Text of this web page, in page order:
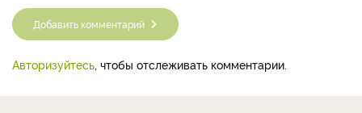
Добавить комментарий
Авторизуйтесь, чтобы отслеживать комментарии.